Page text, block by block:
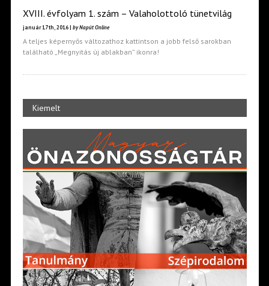
XVIII. évfolyam 1. szám – Valaholottoló tünetvilág
január 17th, 2016 | by Napút Online
A teljes képernyős változathoz kattintson a jobb felső sarokban
található „Megnyitás új ablakban” ikonra!
Kiemelt